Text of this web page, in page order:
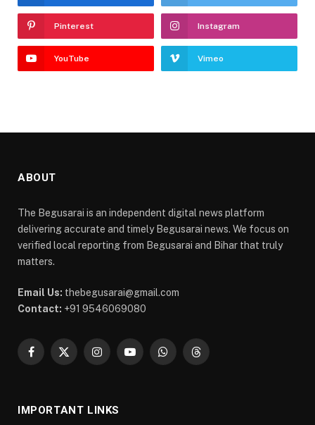
Pinterest Instagram
YouTube Vimeo
ABOUT
The Begusarai is an independent digital news platform
delivering accurate and timely Begusarai news. We focus on
verified local reporting from Begusarai and Bihar that truly
matters.
Email Us: thebegusarai@gmail.com
Contact: +91 9546069080
Facebook
X
InstagramYouTubeWhatsAppThreads
IMPORTANT LINKS